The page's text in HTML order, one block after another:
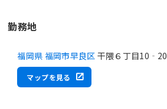
勤務地
福岡県 福岡市早良区 干隈６丁目10‐20
マップを見る